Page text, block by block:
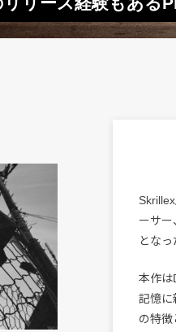
ーサ
とな
本作は
記憶に
の特徴